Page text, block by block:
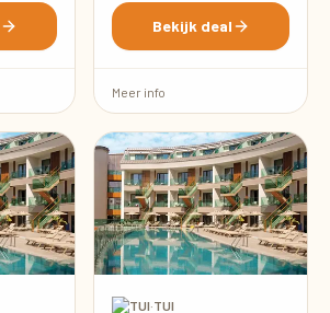
Bekijk deal
Meer info
·TUI